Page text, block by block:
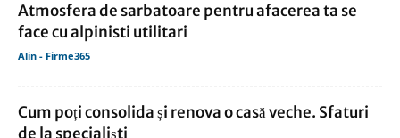
Atmosfera de sarbatoare pentru afacerea ta se
face cu alpinisti utilitari
Alin - Firme365
Cum poți consolida și renova o casă veche. Sfaturi
de la specialiști